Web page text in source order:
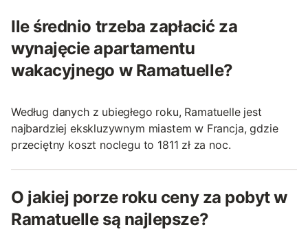
Ile średnio trzeba zapłacić za
wynajęcie apartamentu
wakacyjnego w Ramatuelle?
Według danych z ubiegłego roku, Ramatuelle jest
najbardziej ekskluzywnym miastem w Francja, gdzie
przeciętny koszt noclegu to 1811 zł za noc.
O jakiej porze roku ceny za pobyt w
Ramatuelle są najlepsze?